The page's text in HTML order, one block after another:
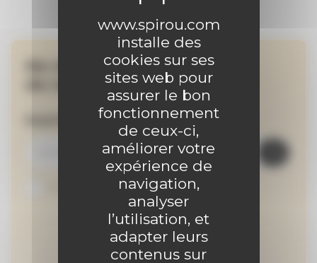
www.spirou.com
installe des
cookies sur ses
sites web pour
assurer le bon
fonctionnement
de ceux-ci,
améliorer votre
expérience de
navigation,
analyser
l’utilisation, et
adapter leurs
contenus sur
Ne manquez aucune
de nos actualités !
Inscrivez-vous à la newsletter
Je suis abonné au site